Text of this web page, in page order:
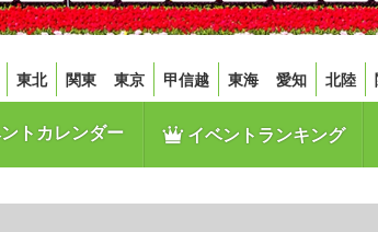
東北 関東 東京 甲信越 東海 愛知 北陸
トカレンダー イベントランキング